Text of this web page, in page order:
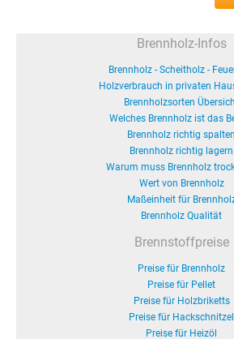
Brennholz-Infos
Brennholz - Scheitholz -
Holzverbrauch in privaten
Brennholzsorten
Welches Brennholz ist das
Brennholz richtig spalten
Brennholz richtig lagern
Warum muss Brennholz
Wert von Brennholz
Maßeinheit für
Brennholz Qualität
Brennstoffpreise
Preise für Brennholz
Preise für Pellet
Preise für Holzbriketts
Preise für Hackschnitzel
Preise für Heizöl